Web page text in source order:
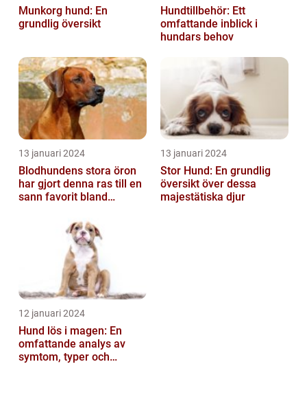
Munkorg hund: En
grundlig översikt
Hundtillbehör: Ett
omfattande inblick i
hundars behov
13 januari 2024
Blodhundens stora öron
har gjort denna ras till en
sann favorit bland
13 januari 2024
Stor Hund: En grundlig
översikt över dessa
majestätiska djur
12 januari 2024
Hund lös i magen: En
omfattande analys av
symtom, typer och